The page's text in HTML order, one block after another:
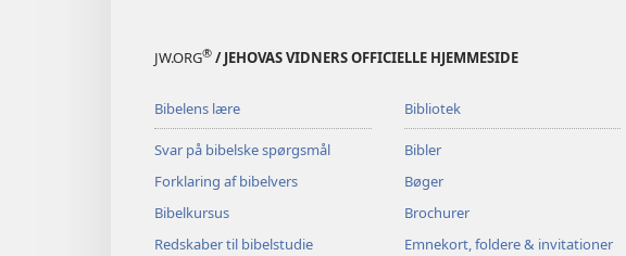
JW.ORG® / JEHOVAS VIDNERS OFFICIELLE HJEMMESIDE
Bibelens lære
Svar på bibelske spørgsmål
Forklaring af bibelvers
Bibelkursus
Redskaber til bibelstudie
Bibliotek
Bibler
Bøger
Brochurer
Emnekort, foldere & invitationer